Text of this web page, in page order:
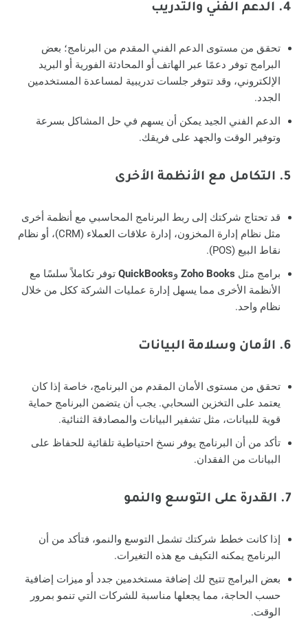
4. الدعم الفني والتدريب
تحقق من مستوى الدعم الفني المقدم من البرنامج؛ بعض
البرامج توفر دعمًا عبر الهاتف أو المحادثة الفورية أو البريد
الإلكتروني، وقد تتوفر جلسات تدريبية لمساعدة المستخدمين
الجدد.
الدعم الفني الجيد يمكن أن يسهم في حل المشاكل بسرعة
وتوفير الوقت والجهد على فريقك.
5. التكامل مع الأنظمة الأخرى
قد تحتاج شركتك إلى ربط البرنامج المحاسبي مع أنظمة أخرى
مثل نظام إدارة المخزون، إدارة علاقات العملاء (CRM)، أو نظام
نقاط البيع (POS).
برامج مثل Zoho Books وQuickBooks توفر تكاملاً سلسًا مع
الأنظمة الأخرى مما يسهل إدارة عمليات الشركة ككل من خلال
نظام واحد.
6. الأمان وسلامة البيانات
تحقق من مستوى الأمان المقدم من البرنامج، خاصة إذا كان
يعتمد على التخزين السحابي. يجب أن يتضمن البرنامج حماية
قوية للبيانات، مثل تشفير البيانات والمصادقة الثنائية.
تأكد من أن البرنامج يوفر نسخ احتياطية تلقائية للحفاظ على
البيانات من الفقدان.
7. القدرة على التوسع والنمو
إذا كانت خطط شركتك تشمل التوسع والنمو، فتأكد من أن
البرنامج يمكنه التكيف مع هذه التغيرات.
بعض البرامج تتيح لك إضافة مستخدمين جدد أو ميزات إضافية
حسب الحاجة، مما يجعلها مناسبة للشركات التي تنمو بمرور
الوقت.